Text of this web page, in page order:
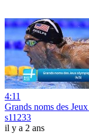
4:11
Grands noms des
s11233
il y a 2 ans